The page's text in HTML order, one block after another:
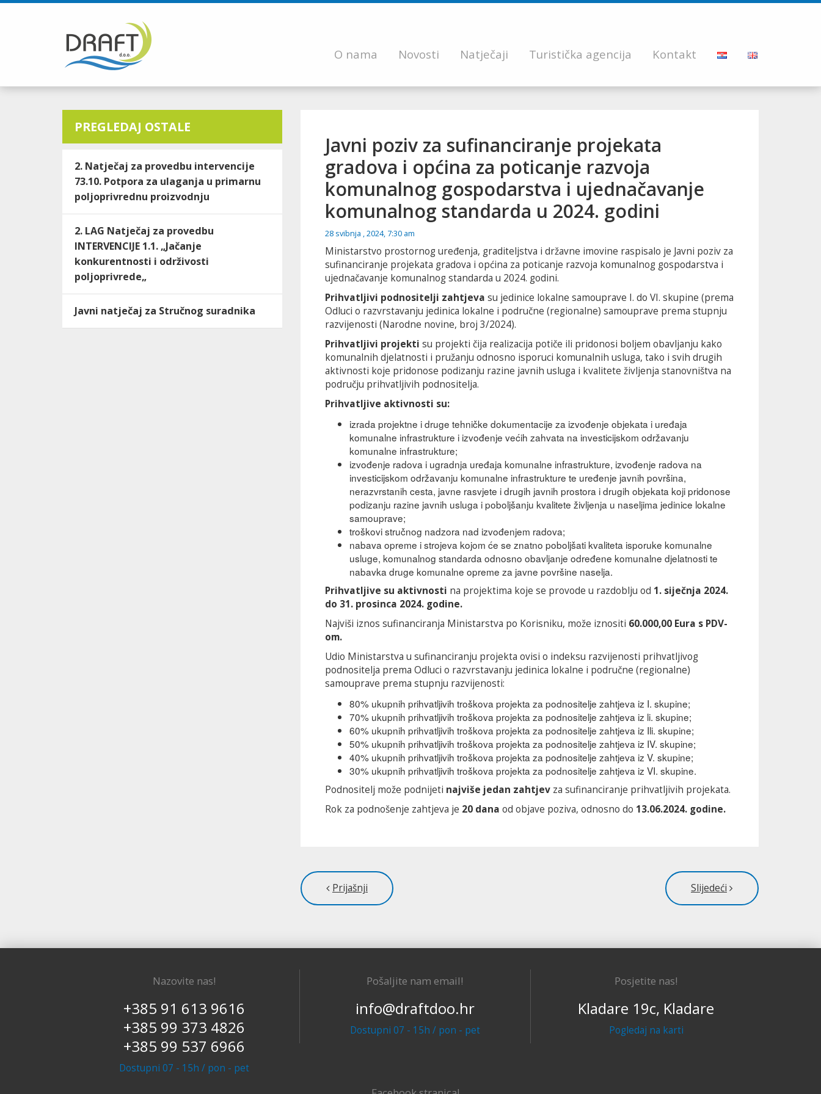
O nama Novosti Natječaji Turistička agencija Kontakt
PREGLEDAJ OSTALE
2. Natječaj za provedbu intervencije
73.10. Potpora za ulaganja u primarnu
poljoprivrednu proizvodnju
2. LAG Natječaj za provedbu
INTERVENCIJE 1.1. „Jačanje
konkurentnosti i održivosti
poljoprivrede„
Javni natječaj za Stručnog suradnika
Javni poziv za sufinanciranje projekata
gradova i općina za poticanje razvoja
komunalnog gospodarstva i ujednačavanje
komunalnog standarda u 2024. godini
28 svibnja , 2024, 7:30 am
Ministarstvo prostornog uređenja, graditeljstva i državne imovine raspisalo je Javni poziv za
sufinanciranje projekata gradova i općina za poticanje razvoja komunalnog gospodarstva i
ujednačavanje komunalnog standarda u 2024. godini.
Prihvatljivi podnositelji zahtjeva su jedinice lokalne samouprave I. do VI. skupine (prema
Odluci o razvrstavanju jedinica lokalne i područne (regionalne) samouprave prema stupnju
razvijenosti (Narodne novine, broj 3/2024).
Prihvatljivi projekti su projekti čija realizacija potiče ili pridonosi boljem obavljanju kako
komunalnih djelatnosti i pružanju odnosno isporuci komunalnih usluga, tako i svih drugih
aktivnosti koje pridonose podizanju razine javnih usluga i kvalitete življenja stanovništva na
području prihvatljivih podnositelja.
Prihvatljive aktivnosti su:
izrada projektne i druge tehničke dokumentacije za izvođenje objekata i uređaja
komunalne infrastrukture i izvođenje većih zahvata na investicijskom održavanju
komunalne infrastrukture;
izvođenje radova i ugradnja uređaja komunalne infrastrukture, izvođenje radova na
investicijskom održavanju komunalne infrastrukture te uređenje javnih površina,
nerazvrstanih cesta, javne rasvjete i drugih javnih prostora i drugih objekata koji pridonose
podizanju razine javnih usluga i poboljšanju kvalitete življenja u naseljima jedinice lokalne
samouprave;
troškovi stručnog nadzora nad izvođenjem radova;
nabava opreme i strojeva kojom će se znatno poboljšati kvaliteta isporuke komunalne
usluge, komunalnog standarda odnosno obavljanje određene komunalne djelatnosti te
nabavka druge komunalne opreme za javne površine naselja.
Prihvatljive su aktivnosti na projektima koje se provode u razdoblju od 1. siječnja 2024.
do 31. prosinca 2024. godine.
Najviši iznos sufinanciranja Ministarstva po Korisniku, može iznositi 60.000,00 Eura s PDV-
om.
Udio Ministarstva u sufinanciranju projekta ovisi o indeksu razvijenosti prihvatljivog
podnositelja prema Odluci o razvrstavanju jedinica lokalne i područne (regionalne)
samouprave prema stupnju razvijenosti:
80% ukupnih prihvatljivih troškova projekta za podnositelje zahtjeva iz I. skupine;
70% ukupnih prihvatljivih troškova projekta za podnositelje zahtjeva iz li. skupine;
60% ukupnih prihvatljivih troškova projekta za podnositelje zahtjeva iz Ili. skupine;
50% ukupnih prihvatljivih troškova projekta za podnositelje zahtjeva iz IV. skupine;
40% ukupnih prihvatljivih troškova projekta za podnositelje zahtjeva iz V. skupine;
30% ukupnih prihvatljivih troškova projekta za podnositelje zahtjeva iz VI. skupine.
Podnositelj može podnijeti najviše jedan zahtjev za sufinanciranje prihvatljivih projekata.
Rok za podnošenje zahtjeva je 20 dana od objave poziva, odnosno do 13.06.2024. godine.
Prijašnji Slijedeći
Nazovite nas!
+385 91 613 9616
+385 99 373 4826
+385 99 537 6966
Dostupni 07 - 15h / pon - pet
Pošaljite nam email!
info@draftdoo.hr
Dostupni 07 - 15h / pon - pet
Posjetite nas!
Kladare 19c, Kladare
Pogledaj na karti